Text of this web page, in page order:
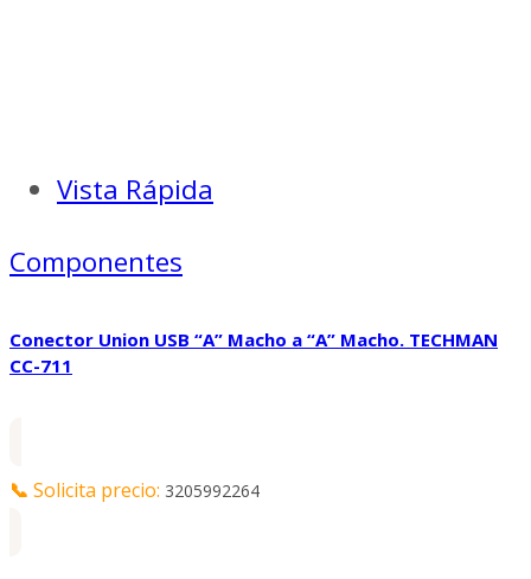
Vista Rápida
Componentes
Conector Union USB “A” Macho a “A” Macho. TECHMAN
CC-711
📞 Solicita precio: 3205992264